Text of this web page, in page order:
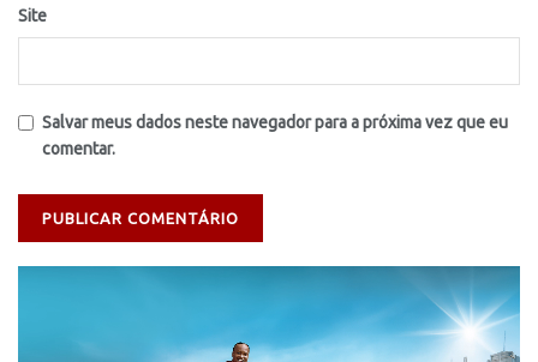
Site
Salvar meus dados neste navegador para a próxima vez que eu
comentar.